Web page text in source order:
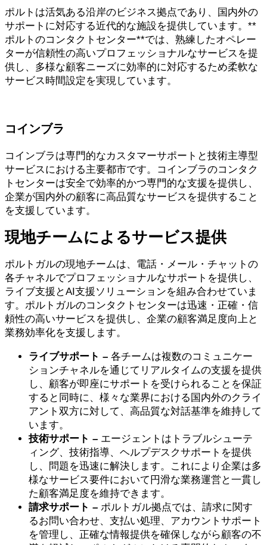
ポルトは活気ある沿岸のビジネス拠点であり、国内外の
サポートに対応する近代的な施設を提供しています。**
ポルトのコンタクトセンター**では、熟練したオペレー
ターが信頼性の高いプロフェッショナルなサービスを提
供し、多様な顧客ニーズに効率的に対応するため柔軟な
サービス時間設定を実現しています。
コインブラ
コインブラは専門的なカスタマーサポートと技術主導型
サービスにおける主要都市です。コインブラのコンタク
トセンターは安全で効率的かつ専門的な支援を提供し、
企業が国内外の顧客に高品質なサービスを提供すること
を支援しています。
現地チームによるサービス提供
ポルトガルの現地チームは、電話・メール・チャットの
各チャネルでプロフェッショナルなサポートを提供し、
ライブ支援とAI支援ソリューションを組み合わせていま
す。ポルトガルのコンタクトセンターは迅速・正確・信
頼性の高いサービスを提供し、企業の顧客満足度向上と
業務効率化を支援します。
ライブサポート – 各チームは複数のコミュニケー
ションチャネルを通じてリアルタイムの支援を提供
し、顧客が即座にサポートを受けられることを保証
すると同時に、様々な業界における国内外のクライ
アント双方に対して、高品質な対話基準を維持して
います。
技術サポート – エージェントはトラブルシューテ
ィング、技術指導、ヘルプデスクサポートを提供
し、問題を迅速に解決します。これにより企業は多
様なサービス要件において円滑な業務運営と一貫し
た顧客満足度を維持できます。
請求サポート – ポルトガル拠点では、請求に関す
るお問い合わせ、支払い処理、アカウントサポート
を管理し、正確な情報提供を確保しながら顧客の不